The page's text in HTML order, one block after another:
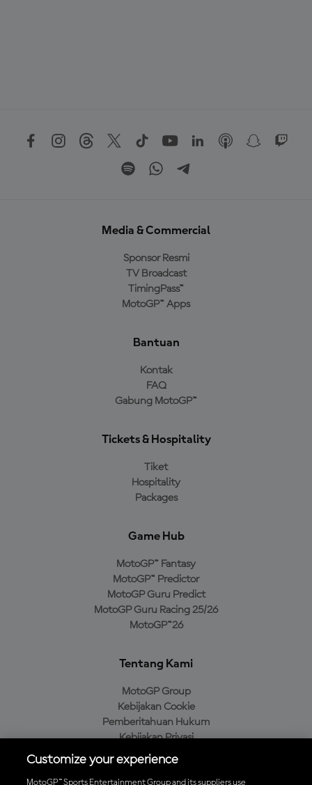
Media & Commercial
Sponsor Resmi
TV Broadcast
TimingPass™
MotoGP™ Apps
Bantuan
Kontak
FAQ
Gabung MotoGP™
Tickets & Hospitality
Tiket
Hospitality
Packages
Game Hub
MotoGP™ Fantasy
MotoGP™ Predictor
MotoGP Guru Predict
MotoGP Guru Racing 25/26
MotoGP™26
Tentang Kami
MotoGP Group
Kebijakan Cookie
Pemberitahuan Hukum
Kebijakan Privasi
Kebijakan Pembelian
Customize your experience
MotoGP™ Sports Entertainment Group and its suppliers use